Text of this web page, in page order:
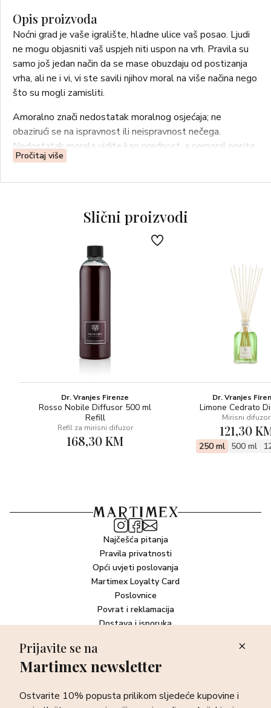
Opis proizvoda
Noćni grad je vaše igralište, hladne ulice vaš posao. Ljudi
ne mogu objasniti vaš uspjeh niti uspon na vrh. Pravila su
samo još jedan način da se mase obuzdaju od postizanja
vrha, ali ne i vi, vi ste savili njihov moral na više načina nego
što su mogli zamisliti.
Amoralno znači nedostatak moralnog osjećaja; ne
obazirući se na ispravnost ili neispravnost nečega.
Nedostatak morala vidite kao prednost, a nemoral nosite
kao svoj omiljeni miris.
Amoral je unisex Extrait de Parfum s prirodnim esencijama.
NOTE: Limeta, crni čaj, kardamom, cimet, kumin, dimljene
suhe šljive, ljubičica, iris, oud, cipriol, cvijet naranče, note
MAGIJA IZA BRANDA: U društvu slijedimo kodeks koji
smatramo normom. Međutim, neki ljudi ne pripadaju tom
rasponu, oni su autsajderi društva jer prolaze mračnim
nemoral? Miris će vas privući, a da uopće niste svjesni što
je to što mirišete. Koliko god bio misteriozan, toliko je
Pročitaj više
Slični proizvodi
Dr. Vranjes Firenze
Rosso Nobile Diffusor 500 ml
Refill
Refil za mirisni difuzor
168,30 KM
Dr. Vranjes
Limone Cedrato
Mirisni difuzor
121,30
250 ml 500 ml
Najčešća pitanja
Pravila privatnosti
Opći uvjeti poslovanja
Martimex Loyalty Card
Poslovnice
Povrat i reklamacija
Dostava i isporuka
Newsletter
sve o najnovijim proizvodima, akcijskim i ekskluzivnim
Prijavite se na
Martimex newsletter
Ostvarite 10% popusta prilikom sljedeće kupovine i